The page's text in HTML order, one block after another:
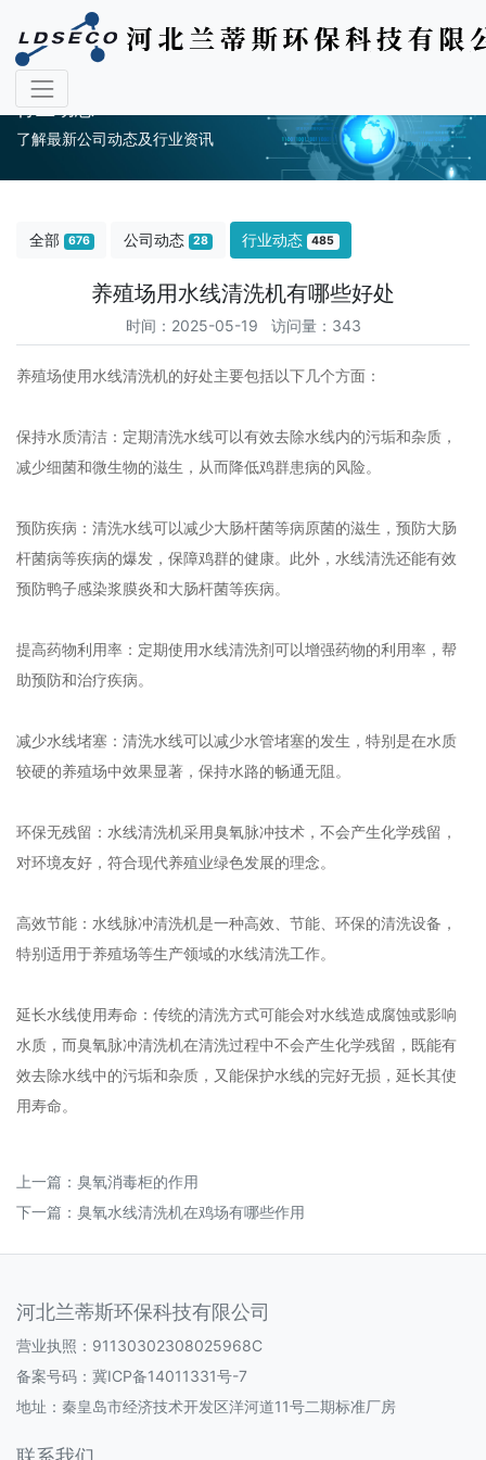
行业动态
了解最新公司动态及行业资讯
全部 676 公司动态 28 行业动态 485
养殖场用水线清洗机有哪些好处
时间：2025-05-19 访问量：343
养殖场使用水线清洗机的好处主要包括以下几个方面‌：
‌保持水质清洁‌：定期清洗水线可以有效去除水线内的污垢和杂质，
减少细菌和微生物的滋生，从而降低鸡群患病的风险‌。
‌预防疾病‌：清洗水线可以减少大肠杆菌等病原菌的滋生，预防大肠
杆菌病等疾病的爆发，保障鸡群的健康。此外，水线清洗还能有效
预防鸭子感染浆膜炎和大肠杆菌等疾病‌。
‌提高药物利用率‌：定期使用水线清洗剂可以增强药物的利用率，帮
助预防和治疗疾病‌。
‌减少水线堵塞‌：清洗水线可以减少水管堵塞的发生，特别是在水质
较硬的养殖场中效果显著，保持水路的畅通无阻‌。
‌环保无残留‌：水线清洗机采用臭氧脉冲技术，不会产生化学残留，
对环境友好，符合现代养殖业绿色发展的理念‌。
‌高效节能‌：水线脉冲清洗机是一种高效、节能、环保的清洗设备，
特别适用于养殖场等生产领域的水线清洗工作‌。
‌延长水线使用寿命‌：传统的清洗方式可能会对水线造成腐蚀或影响
水质，而臭氧脉冲清洗机在清洗过程中不会产生化学残留，既能有
效去除水线中的污垢和杂质，又能保护水线的完好无损，延长其使
用寿命‌。
上一篇： 臭氧消毒柜的作用
下一篇： 臭氧水线清洗机在鸡场有哪些作用
河北兰蒂斯环保科技有限公司
营业执照：91130302308025968C
备案号码： 冀ICP备14011331号-7
地址：秦皇岛市经济技术开发区洋河道11号二期标准厂房